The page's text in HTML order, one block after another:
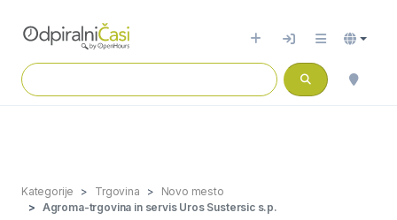
Kategorije Trgovina
Novo mesto
Agroma-trgovina in servis Uros Sustersic s.p.